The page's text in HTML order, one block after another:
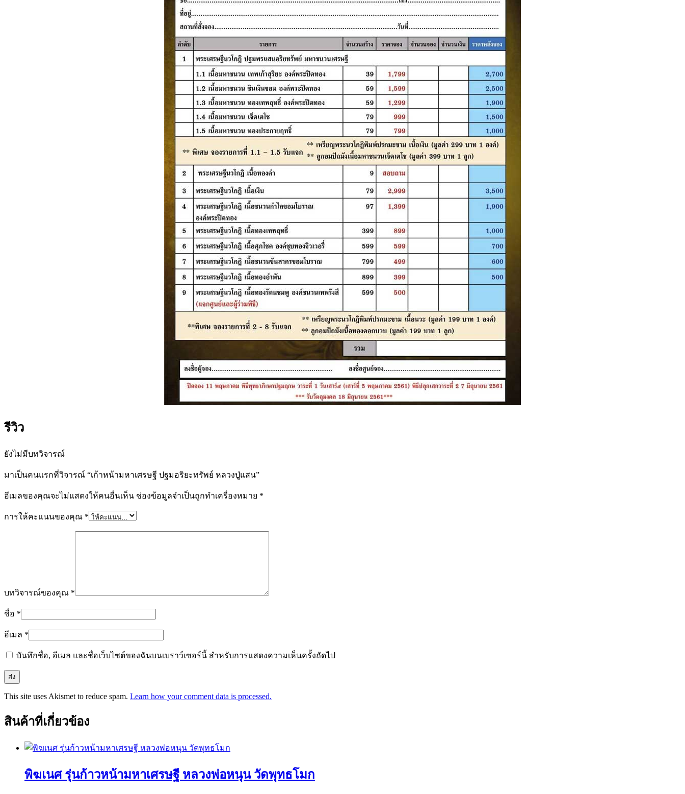
รีวิว
ยังไม่มีบทวิจารณ์
มาเป็นคนแรกที่วิจารณ์ “เก้าหน้ามหาเศรษฐี ปฐมอริยะทรัพย์ หลวงปู่แสน”
อีเมลของคุณจะไม่แสดงให้คนอื่นเห็น ช่องข้อมูลจำเป็นถูกทำเครื่องหมาย *
การให้คะแนนของคุณ *
บทวิจารณ์ของคุณ *
ชื่อ *
อีเมล *
บันทึกชื่อ, อีเมล และชื่อเว็บไซต์ของฉันบนเบราว์เซอร์นี้ สำหรับการแสดงความเห็นครั้งถัดไป
This site uses Akismet to reduce spam. Learn how your comment data is processed.
สินค้าที่เกี่ยวข้อง
พิฆเนศ รุ่นก้าวหน้ามหาเศรษฐี หลวงพ่อหนุน วัดพุทธโมก